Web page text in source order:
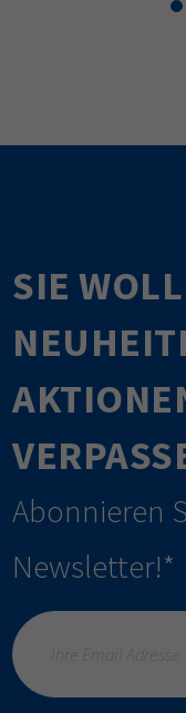
SIE
Abonnieren
Newsletter!*